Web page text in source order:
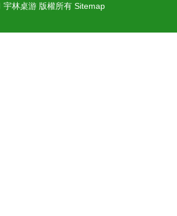
宇林桌游 版權所有 Sitemap